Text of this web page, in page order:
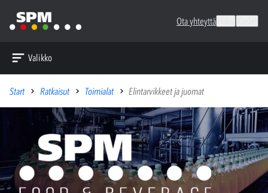
Ota yhteyttä
Valikko
Start Ratkaisut Toimialat Elintarvikkeet ja juomat